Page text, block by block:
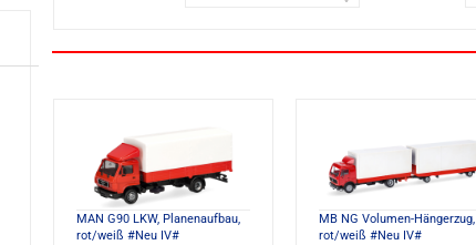
MAN G90 LKW, Planenaufbau,
rot/weiß #Neu IV#
MB NG Volumen-Hängerzug,
rot/weiß #Neu IV#